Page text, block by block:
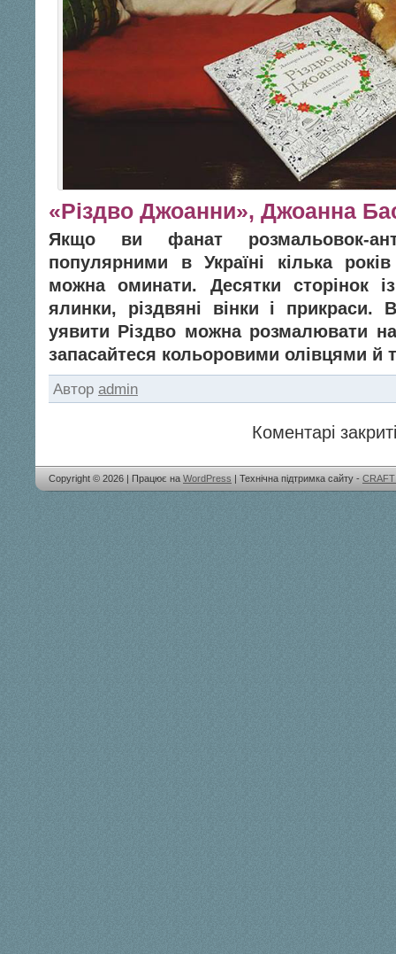
«Різдво Джоанни», Джоанна
Якщо ви фанат розмальовок-
популярними в Україні кілька
можна оминати. Десятки сторінок
ялинки, різдвяні вінки і прикраси.
уявити Різдво можна розмалювати
запасайтеся кольоровими олівцями й
Автор admin
Коментарі
Copyright © 2026 | Працює на WordPress | Технічна підтримка сайту -